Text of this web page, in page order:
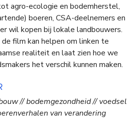
agro-ecologie en bodemherstel,
boeren, CSA-deelnemers en
wil kopen bij lokale landbouwers.
de film kan helpen om linken te
realiteit en laat zien hoe we
het verschil kunnen maken.
// bodemgezondheid // voedsel
van verandering